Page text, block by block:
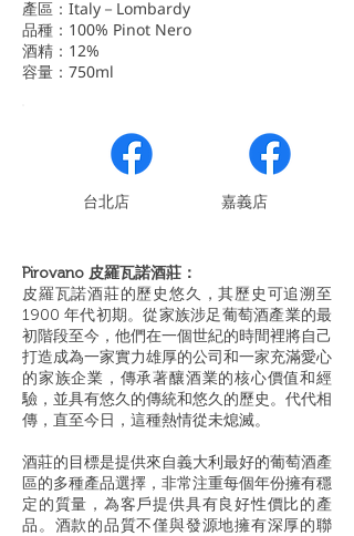
產區：Italy－Lombardy
品種：100% Pinot Nero
酒精：12%
容量：750ml
​台北店 嘉義店
Pirovano 皮羅瓦諾酒莊：
皮羅瓦諾酒莊的歷史悠久，其歷史可追溯至
1900 年代初期。從家族涉足葡萄酒產業的最
初階段至今，他們在一個世紀的時間裡將自己
打造成為一家實力雄厚的公司和一家充滿愛心
的家族企業，傳承著釀酒業的核心價值和經
驗，並具有悠久的傳統和悠久的歷史。代代相
傳，直至今日，這種熱情從未熄滅。
酒莊的目標是提供來自義大利最好的葡萄酒產
區的多種產品選擇，非常注重每個年份擁有穩
定的質量，為客戶提供具有良好性價比的產
品。酒款的品質不僅與發源地擁有深厚的聯